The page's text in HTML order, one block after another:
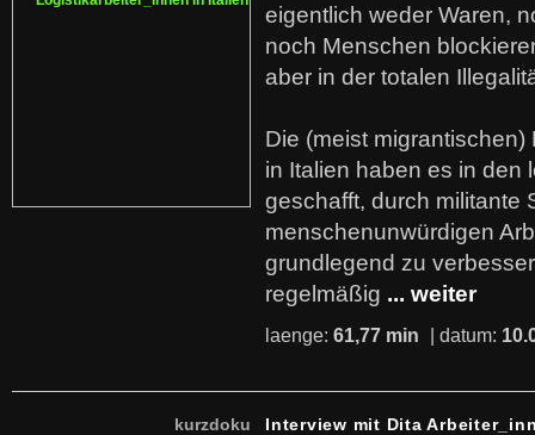
eigentlich weder Waren,
noch Menschen
aber in der totalen
Die (meist
in Italien haben es in den
geschafft, durch militante
menschenunwürdigen
grundlegend zu
regelmäßig ... weiter
laenge: 61,77 min | datum:
kurzdoku Interview mit Dita